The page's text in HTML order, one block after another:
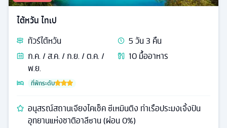
ไต้หวัน ไทเป
ทัวร์ไต้หวัน 5วัน3 คืน
ก.ค. / ส.ค. / ก.ย. / ต.ค. /
พ.ย.
10มื้ออาหาร
ที่พักระดับ
อนุสรณ์สถานเจียงไคเช็ค ซีเหมินติง ท่าเรือประมงเจิ้งปิน
อุทยานแห่งชาติอาลีซาน (ผ่อน 0%)